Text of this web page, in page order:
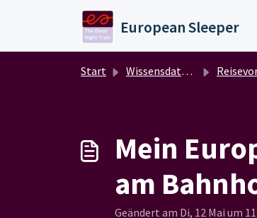
European Sleeper
Start Wissensdatenbank
Mein
am
Geändert am Di, 12 Mai um